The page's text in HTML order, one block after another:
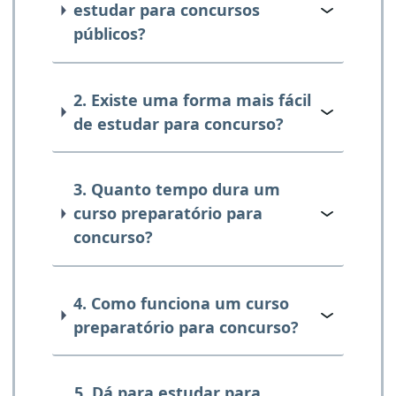
estudar para concursos
públicos?
2. Existe uma forma mais fácil
de estudar para concurso?
3. Quanto tempo dura um
curso preparatório para
concurso?
4. Como funciona um curso
preparatório para concurso?